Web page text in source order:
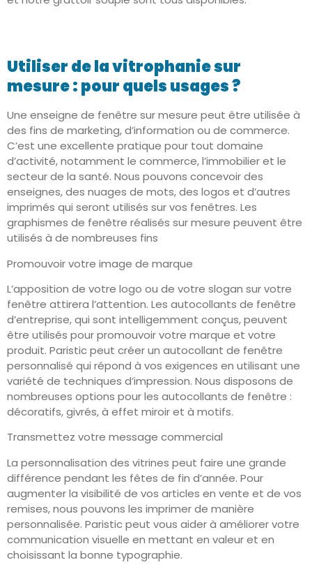
Utiliser de la vitrophanie sur
mesure : pour quels usages ?
Une enseigne de fenêtre sur mesure peut être utilisée à
des fins de marketing, d’information ou de commerce.
C’est une excellente pratique pour tout domaine
d’activité, notamment le commerce, l’immobilier et le
secteur de la santé. Nous pouvons concevoir des
enseignes, des nuages de mots, des logos et d’autres
imprimés qui seront utilisés sur vos fenêtres. Les
graphismes de fenêtre réalisés sur mesure peuvent être
utilisés à de nombreuses fins
Promouvoir votre image de marque
L’apposition de votre logo ou de votre slogan sur votre
fenêtre attirera l’attention. Les autocollants de fenêtre
d’entreprise, qui sont intelligemment conçus, peuvent
être utilisés pour promouvoir votre marque et votre
produit. Paristic peut créer un autocollant de fenêtre
personnalisé qui répond à vos exigences en utilisant une
variété de techniques d’impression. Nous disposons de
nombreuses options pour les autocollants de fenêtre :
décoratifs, givrés, à effet miroir et à motifs.
Transmettez votre message commercial
La personnalisation des vitrines peut faire une grande
différence pendant les fêtes de fin d’année. Pour
augmenter la visibilité de vos articles en vente et de vos
remises, nous pouvons les imprimer de manière
personnalisée. Paristic peut vous aider à améliorer votre
communication visuelle en mettant en valeur et en
choisissant la bonne typographie.